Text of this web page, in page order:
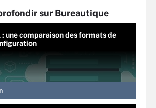
sur Bureautique
: une comparaison des formats de